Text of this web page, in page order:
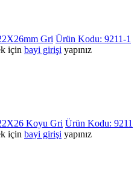
Gri Ürün Kodu: 9211-1
için bayi girişi yapınız
Koyu Gri Ürün Kodu: 9211
için bayi girişi yapınız